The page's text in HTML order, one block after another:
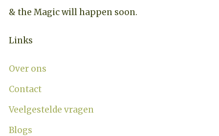
& the Magic will happen soon.
Links
Over ons
Contact
Veelgestelde vragen
Blogs